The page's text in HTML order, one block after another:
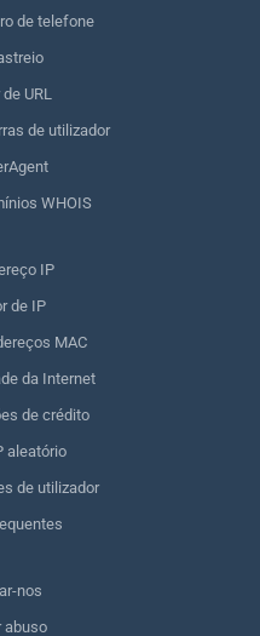
de telefone
URL
de utilizador
WHOIS
IP
de IP
MAC
da Internet
de crédito
aleatório
de utilizador
nos
abuso